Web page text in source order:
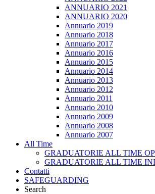
ANNUARIO 2021
ANNUARIO 2020
Annuario 2019
Annuario 2018
Annuario 2017
Annuario 2016
Annuario 2015
Annuario 2014
Annuario 2013
Annuario 2012
Annuario 2011
Annuario 2010
Annuario 2009
Annuario 2008
Annuario 2007
All Time
GRADUATORIE ALL TIME
GRADUATORIE ALL TIME
Contatti
SAFEGUARDING
Search